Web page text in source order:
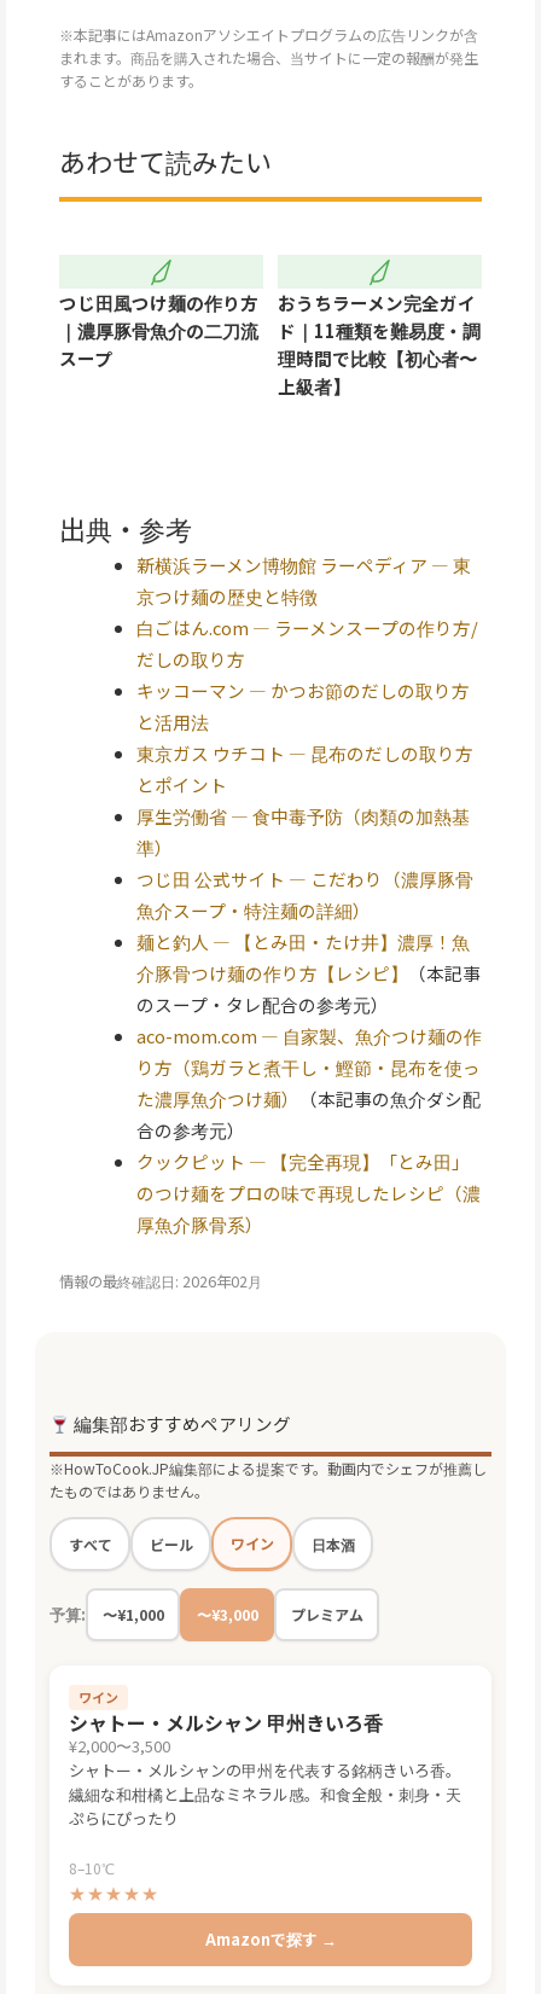
※本記事にはAmazonアソシエイトプログラムの広告リンクが含
まれます。商品を購入された場合、当サイトに一定の報酬が発生
することがあります。
あわせて読みたい
つじ田風つけ麺の作り方
｜濃厚豚骨魚介の二刀流
スープ
おうちラーメン完全ガイ
ド｜11種類を難易度・調
理時間で比較【初心者〜
上級者】
出典・参考
新横浜ラーメン博物館 ラーペディア — 東
京つけ麺の歴史と特徴
白ごはん.com — ラーメンスープの作り方/
だしの取り方
キッコーマン — かつお節のだしの取り方
と活用法
東京ガス ウチコト — 昆布のだしの取り方
とポイント
厚生労働省 — 食中毒予防（肉類の加熱基
準）
つじ田 公式サイト — こだわり（濃厚豚骨
魚介スープ・特注麺の詳細）
麺と釣人 — 【とみ田・たけ井】濃厚！魚
介豚骨つけ麺の作り方【レシピ】
（本記事
のスープ・タレ配合の参考元）
aco-mom.com — 自家製、魚介つけ麺の作
り方（鶏ガラと煮干し・鰹節・昆布を使っ
た濃厚魚介つけ麺）
（本記事の魚介ダシ配
合の参考元）
クックピット — 【完全再現】「とみ田」
のつけ麺をプロの味で再現したレシピ（濃
厚魚介豚骨系）
情報の最終確認日: 2026年02月
編集部おすすめペアリング
※HowToCook.JP編集部による提案です。動画内でシェフが推薦し
たものではありません。
すべて ビール ワイン 日本酒
予算: 〜¥1,000 〜¥3,000 プレミアム
ワイン
シャトー・メルシャン 甲州きいろ香
¥2,000〜3,500
シャトー・メルシャンの甲州を代表する銘柄きいろ香。
繊細な和柑橘と上品なミネラル感。和食全般・刺身・天
ぷらにぴったり
8–10℃
★★★★★
Amazonで探す →